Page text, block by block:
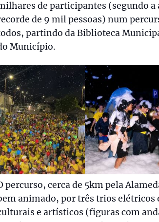
de participantes (segundo
de 9 mil pessoas) num
partindo da Biblioteca
Município.
percurso, cerca de 5km pela
animado, por três trios elétricos
e artísticos (figuras com